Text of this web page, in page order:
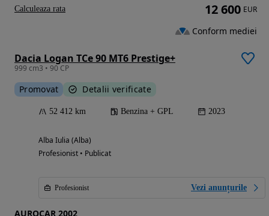
Dacia Logan TCe 90 MT6 Prestige+
999 cm3 • 90 CP
Promovat Detalii verificate
52 412 km Benzina + GPL 2023
Alba Iulia (Alba)
Profesionist • Publicat
Profesionist Vezi anunțurile
AUROCAR 2002
12 600 EUR
Conform mediei
Calculeaza rata